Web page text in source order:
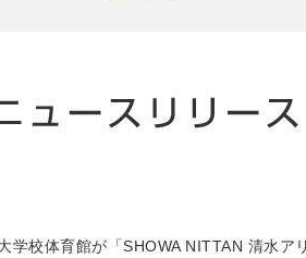
学校体育館が「SHOWA NITTAN 清水ア